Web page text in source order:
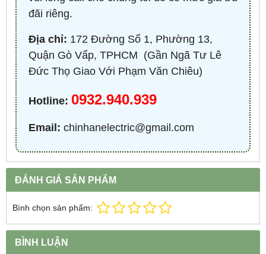
đãi riêng.
Địa chỉ: 172 Đường Số 1, Phường 13,
Quận Gò Vấp, TPHCM ​ (Gần Ngã Tư Lê
Đức Thọ Giao Với Phạm Văn Chiêu)
Hotline: 0932.940.939
Email: chinhanelectric@gmail.com
ĐÁNH GIÁ SẢN PHẨM
Bình chọn sản phẩm:
BÌNH LUẬN